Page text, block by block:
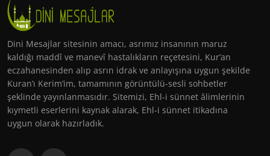
Dini Mesajlar sitesinin amacı, asrımız insanının maruz
kaldığı maddî ve manevî hastalıkların reçetesini, Kur’an
eczahanesinden alıp asrın idrak ve anlayışına uygun şekilde
Kuran’ı Kerim’im, tamamının görüntülü-sesli sohbetler
şeklinde yayınlanmasıdır. Sitemizi, Ehl-i sünnet âlimlerinin
kıymetli eserlerini kaynak alarak, Ehl-i sünnet itikadına
uygun olarak hazırladık.